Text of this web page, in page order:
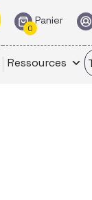
Panier
0
Ressources